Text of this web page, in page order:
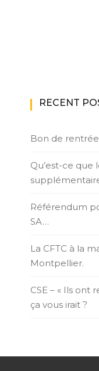
RECENT
Bon de rentrée
Qu’est-ce que
Référendum
SA…
La CFTC à la
Montpellier.
CSE – « Ils ont
ça vous irait ?